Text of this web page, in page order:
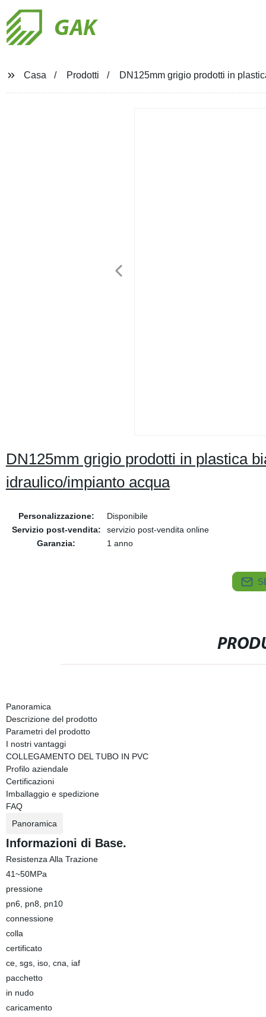
GAK
Casa Prodotti DN125mm grigio prodotti in
DN125mm grigio prodotti in plastica
idraulico/impianto acqua
Personalizzazione:
Disponibile
Servizio post-vendita:
servizio post-vendita online
Garanzia:
1 anno
Panoramica
Descrizione del prodotto
Parametri del prodotto
I nostri vantaggi
COLLEGAMENTO DEL TUBO IN PVC
Profilo aziendale
Certificazioni
Imballaggio e spedizione
FAQ
Panoramica
Informazioni di Base.
Resistenza Alla Trazione
41~50MPa
pressione
pn6, pn8, pn10
connessione
colla
certificato
ce, sgs, iso, cna, iaf
pacchetto
in nudo
caricamento